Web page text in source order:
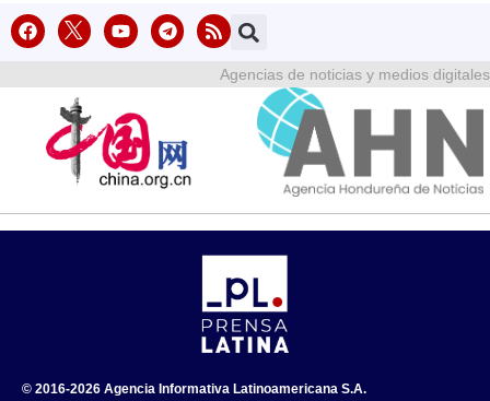
Agencias de noticias y medios digitales
© 2016-2026 Agencia Informativa Latinoamericana S.A.